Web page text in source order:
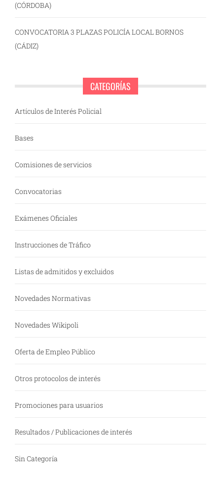
(CÓRDOBA)
CONVOCATORIA 3 PLAZAS POLICÍA LOCAL BORNOS
(CÁDIZ)
CATEGORÍAS
Artículos de Interés Policial
Bases
Comisiones de servicios
Convocatorias
Exámenes Oficiales
Instrucciones de Tráfico
Listas de admitidos y excluidos
Novedades Normativas
Novedades Wikipoli
Oferta de Empleo Público
Otros protocolos de interés
Promociones para usuarios
Resultados / Publicaciones de interés
Sin Categoría